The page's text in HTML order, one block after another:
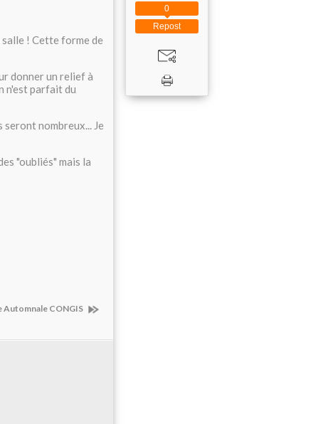
! Cette forme de
donner un relief à
n'est parfait du
nombreux... Je
"oubliés" mais la
Automnale CONGIS
Repost
0